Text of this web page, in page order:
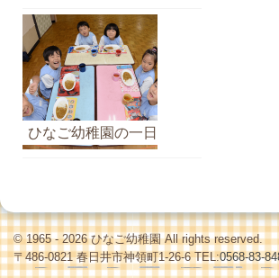
ひなご幼稚園の一日
© 1965 - 2026 ひなご幼稚園 All rights reserved.
〒486-0821 春日井市神領町1-26-6 TEL:0568-83-